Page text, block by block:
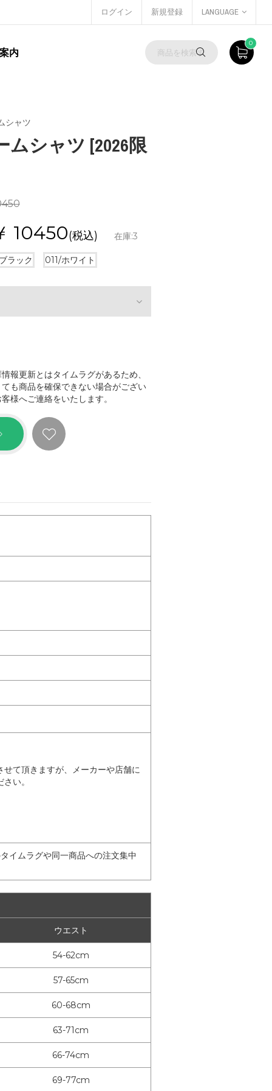
ログイン 新規登録 LANGUAGE
内
0
シャツ
ムシャツ [2026限
10450(税込) 在庫:3
ラック 011/ホワイト
報更新とはタイムラグがあるため、
も商品を確保できない場合がござい
様へご連絡をいたします。
て頂きますが、メーカーや店舗に
い。
イムラグや同一商品への注文集中
ウエスト
54-62cm
57-65cm
60-68cm
63-71cm
66-74cm
69-77cm